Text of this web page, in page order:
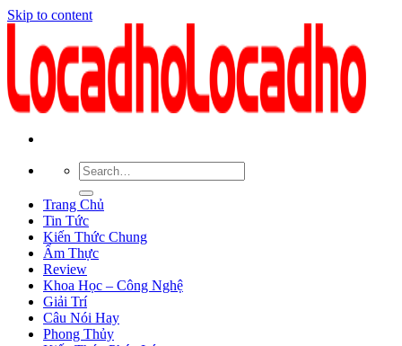
Skip to content
Trang Chủ
Tin Tức
Kiến Thức Chung
Ẩm Thực
Review
Khoa Học – Công Nghệ
Giải Trí
Câu Nói Hay
Phong Thủy